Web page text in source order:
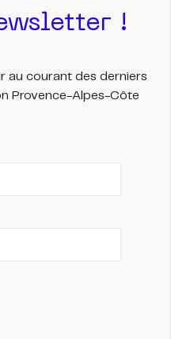
!
au courant des derniers
Provence-Alpes-Côte